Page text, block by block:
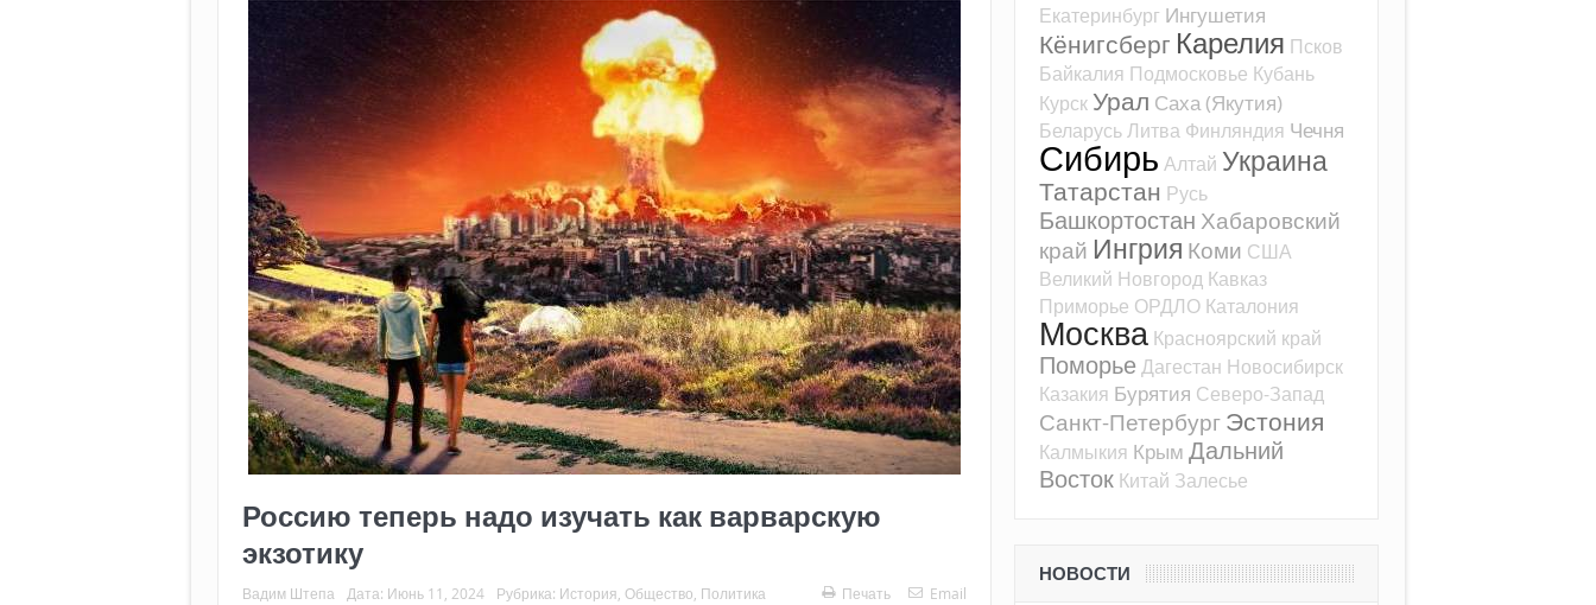
Россию теперь надо изучать как варварскую
экзотику
Вадим Штепа Дата: Июнь 11, 2024 Рубрика: История Общество Политика Печать Email
Екатеринбург Ингушетия
Кёнигсберг Карелия Псков
Байкалия Подмосковье Кубань
Курск Урал Саха (Якутия)
БеларусьЛитва Финляндия Чечня
Сибирь Алтай Украина
Татарстан Русь
Башкортостан Хабаровский
край Ингрия Коми США
Великий Новгород Кавказ
Приморье ОРДЛО Каталония
Москва Красноярский край
ПоморьеДагестан Новосибирск
Казакия Бурятия Северо-Запад
Санкт-Петербург Эстония
Калмыкия Крым Дальний
Восток Китай Залесье
НОВОСТИ